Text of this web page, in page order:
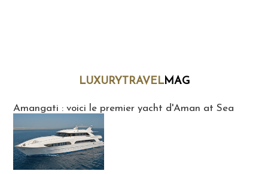
LUXURYTRAVELMAG
Amangati : voici le premier yacht d'Aman at Sea